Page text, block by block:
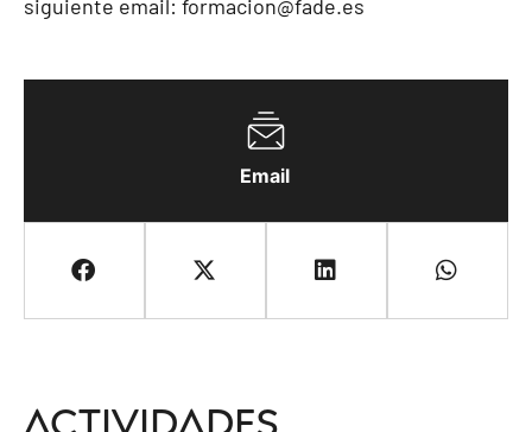
Email
siguiente email: formacion@fade.es
Actividades